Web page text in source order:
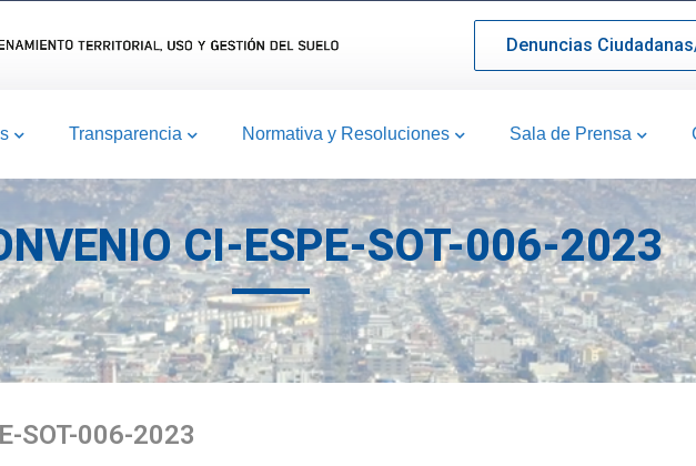
Denuncias
Transparencia Normativa y Resoluciones Sala de Prensa
CI-ESPE-SOT-006-2023
SOT-006-2023